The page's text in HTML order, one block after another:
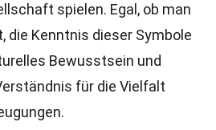
spielen. Egal, ob man
die Kenntnis dieser Symbole
Bewusstsein und
für die Vielfalt